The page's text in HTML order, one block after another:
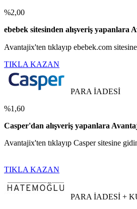
%2,00
ebebek sitesinden alışveriş yapanlara
Avantajix'ten tıklayıp ebebek.com
TIKLA KAZAN
PARA İADESİ
%1,60
Casper'dan alışveriş yapanlara
Avantajix'ten tıklayıp Casper sitesine
TIKLA KAZAN
PARA İADESİ +